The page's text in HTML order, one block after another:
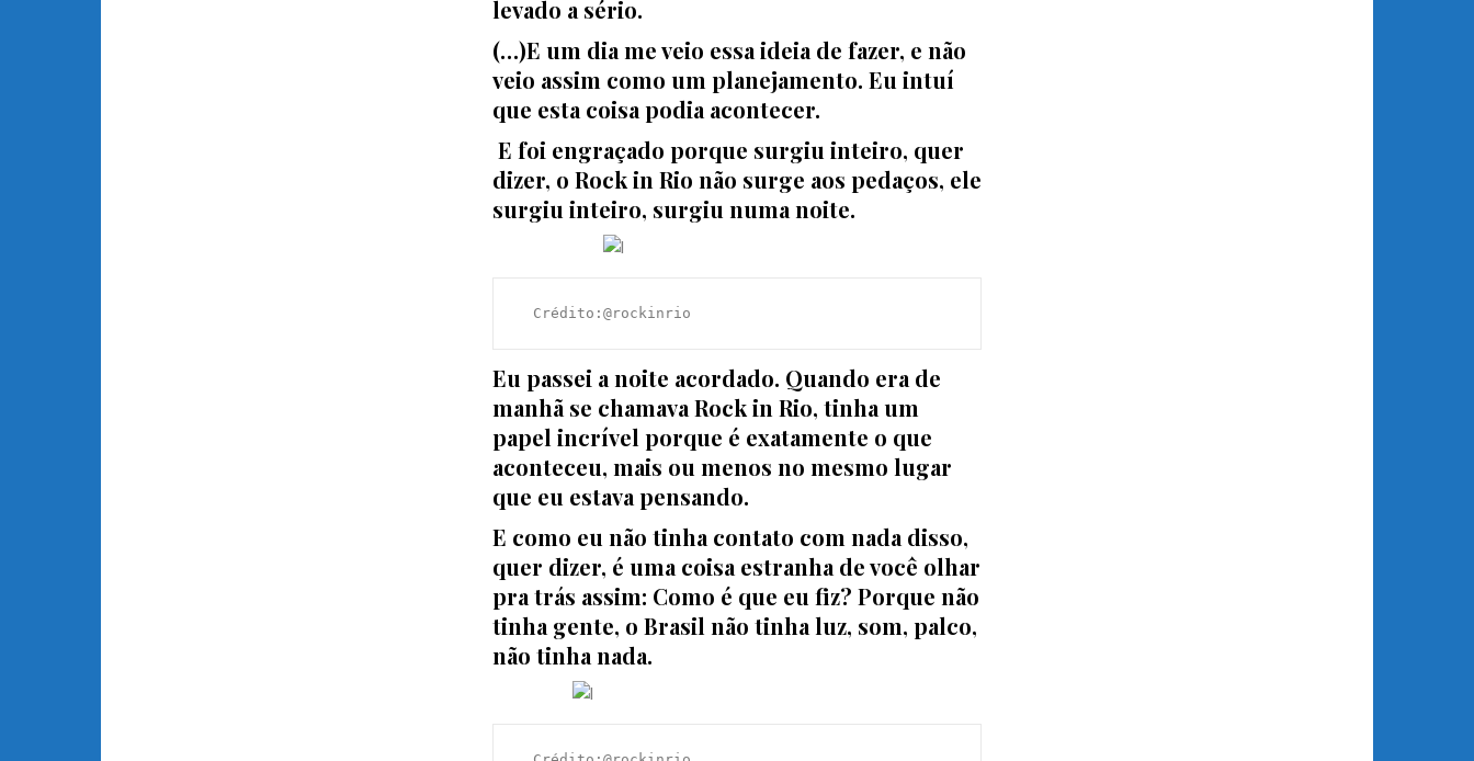
levado a sério.
(…)E um dia me veio essa ideia de fazer, e não
veio assim como um planejamento. Eu intuí
que esta coisa podia acontecer.
E foi engraçado porque surgiu inteiro, quer
dizer, o Rock in Rio não surge aos pedaços, ele
surgiu inteiro, surgiu numa noite.
  Crédito:@rockinrio
Eu passei a noite acordado. Quando era de
manhã se chamava Rock in Rio, tinha um
papel incrível porque é exatamente o que
aconteceu, mais ou menos no mesmo lugar
que eu estava pensando.
E como eu não tinha contato com nada disso,
quer dizer, é uma coisa estranha de você olhar
pra trás assim: Como é que eu fiz? Porque não
tinha gente, o Brasil não tinha luz, som, palco,
não tinha nada.